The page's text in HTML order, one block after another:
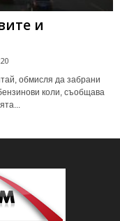
и
обмисля да забрани
коли, съобщава